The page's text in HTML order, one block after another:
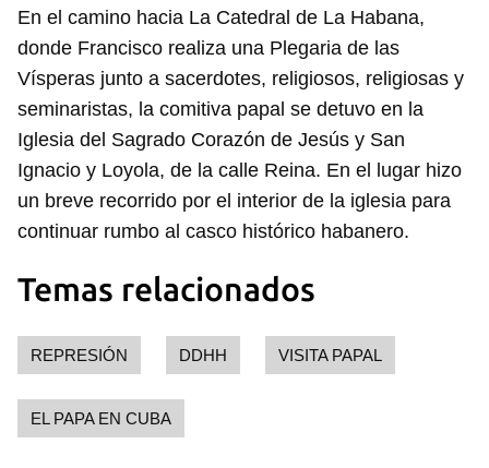
En el camino hacia La Catedral de La Habana,
donde Francisco realiza una Plegaria de las
Vísperas junto a sacerdotes, religiosos, religiosas y
seminaristas, la comitiva papal se detuvo en la
Iglesia del Sagrado Corazón de Jesús y San
Ignacio y Loyola, de la calle Reina. En el lugar hizo
un breve recorrido por el interior de la iglesia para
continuar rumbo al casco histórico habanero.
Temas relacionados
REPRESIÓN DDHH VISITA PAPAL
EL PAPA EN CUBA